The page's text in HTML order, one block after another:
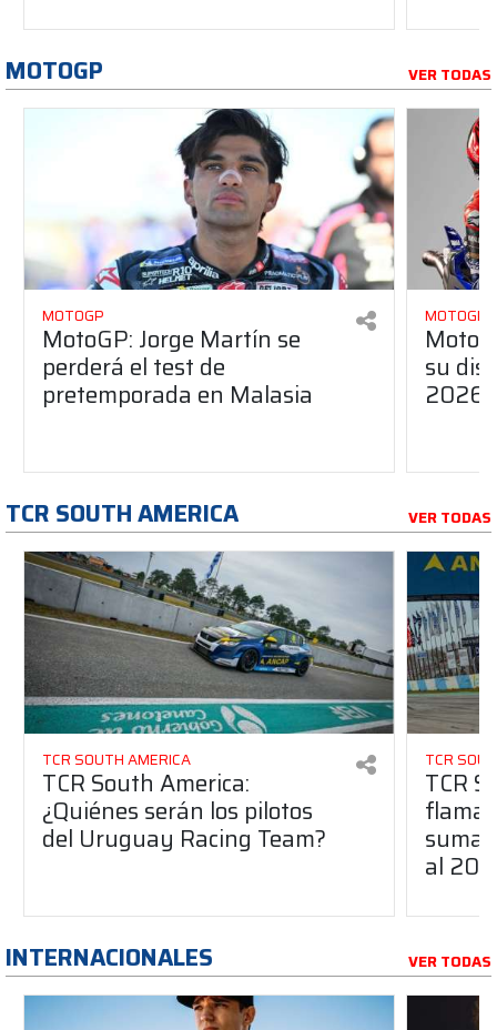
MOTOGP VER TODAS
MOTOGP
MotoGP: Jorge Martín se
perderá el test de
pretemporada en Malasia
MOTOGP
su
2026
TCR SOUTH AMERICA VER TODAS
TCR SOUTH AMERICA
TCR South America:
¿Quiénes serán los pilotos
del Uruguay Racing Team?
TCR
TCR
suma
al
INTERNACIONALES VER TODAS